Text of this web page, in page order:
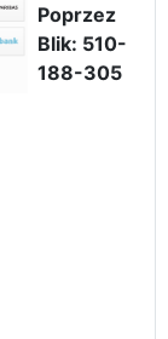
Poprzez
Blik: 510-
188-305